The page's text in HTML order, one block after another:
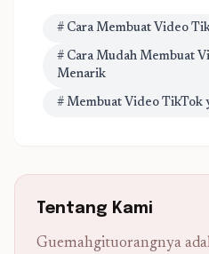
# Cara Membuat Video
# Cara Mudah Membuat
Menarik
# Membuat Video TikTok
Tentang Kami
Guemahgituorangnya